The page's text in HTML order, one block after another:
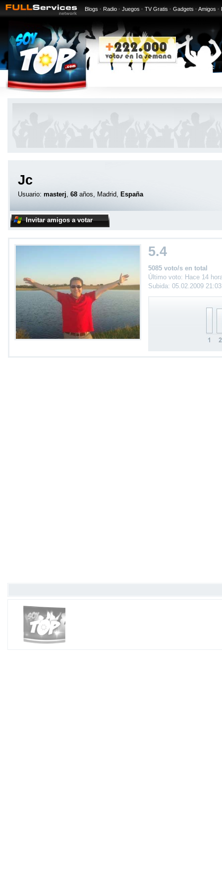
Blogs · Radio · Juegos · TV Gratis · Gadgets · Amigos ·
Jc
Usuario: masterj, 68 años, Madrid, España
Invitar amigos a votar
5.4
5085 voto/s en total
Último voto: Hace 14
Subida: 05.02.2009